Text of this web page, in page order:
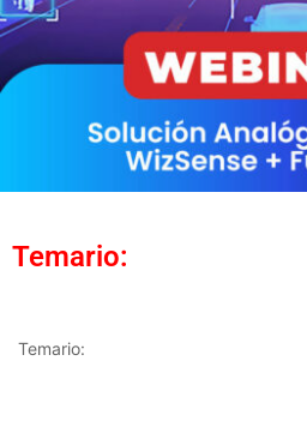
Temario:
Temario: